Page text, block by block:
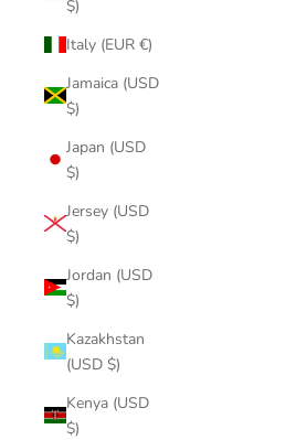
$)
Italy (EUR €)
Jamaica (USD
$)
Japan (USD
$)
Jersey (USD
$)
Jordan (USD
$)
Kazakhstan
(USD $)
Kenya (USD
$)